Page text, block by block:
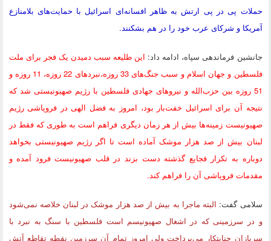
حملات پی در پی ارتش به ظاهر افسانه‌ای اسرائیل با حمایت‌های بلامنازع
آمریکا و شرکای عرب خود را در هم بشکنند.
جانشین فرماندهی سپاه، ادامه داد: این طلیعه سبب دمیدن یک فجر برای ملت
فلسطین و جهان اسلام و سبب جنگ‌های 33 روزه،‌نبردهای 22 روزه، 11 روزه و
51 روزه بین حزب‌الله و نیروهای جهادی فلسطین با رژیم صهیونیستی شد که
نتیجه آن برای اسرائیل خفت‌بار بود، امروز به فضل الهی در فروپاشی رژیم
صهیونیست زمینه‌ها بیش از هر زمان دیگری فراهم است به طوری که فقط در
لبنان بیش از صد هزار موشک آماده است تا اگر رژیم صهیونیستی بخواهد
دوباره به تکرار فجایع گذشته دست بزند در قلب صهیونیست فرود آمده و
مقدمات فروپاشی آن را فراهم کند.
سلامی گفت: البته ماجرا به بیش از صد هزار موشک در لبنان خلاصه نمی‌شود
و در سرزمینی که در اشغال صهیونیسم است فلسطین با سنگ به نبرد با
سربازان جنایتکار می‌پرداخت ولی امروز تمام آن سرزمین نقطه تقاطع آتش